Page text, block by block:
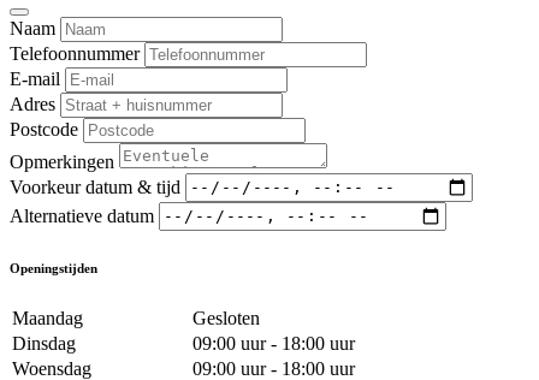
Naam
Telefoonnummer
E-mail
Adres
Postcode
Opmerkingen
Voorkeur datum & tijd
Alternatieve datum
Openingstijden
Maandag
Gesloten
Dinsdag
09:00 uur - 18:00 uur
Woensdag
09:00 uur - 18:00 uur